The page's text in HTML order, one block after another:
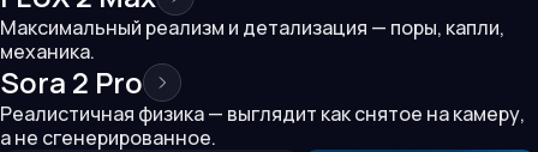
Максимальный реализм и детализация — поры, капли,
механика.
Sora 2 Pro
Реалистичная физика — выглядит как снятое на камеру,
а не сгенерированное.